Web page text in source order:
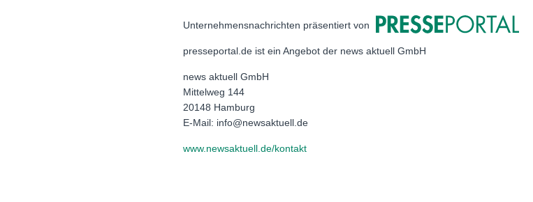
Unternehmensnachrichten präsentiert von
presseportal.de ist ein Angebot der news aktuell GmbH
news aktuell GmbH
Mittelweg 144
20148 Hamburg
E-Mail: info@newsaktuell.de
www.newsaktuell.de/kontakt